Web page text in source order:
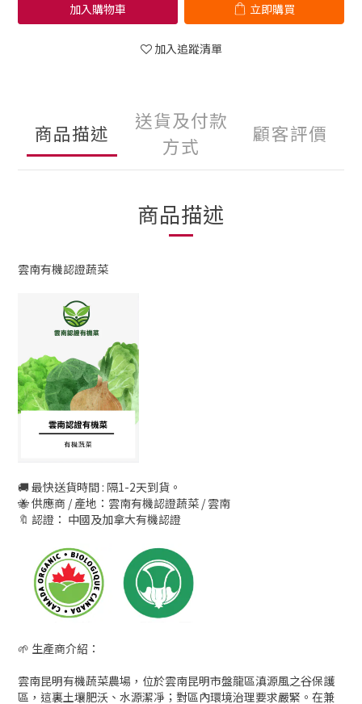
加入購物車 立即購買
加入追蹤清單
商品描述
送貨及付款
方式
顧客評價
商品描述
雲南有機認證蔬菜
🚚 最快送貨時間 : 隔1-2天到貨。
🐝 供應商 / 產地：雲南有機認證蔬菜 / 雲南
🔖 認證： 中國及加拿大有機認證
🌱 生產商介紹：
雲南昆明有機蔬菜農場，位於雲南昆明市盤龍區滇源風之谷保護
區，這裏土壤肥沃、水源潔凈；對區內環境治理要求嚴緊。在兼